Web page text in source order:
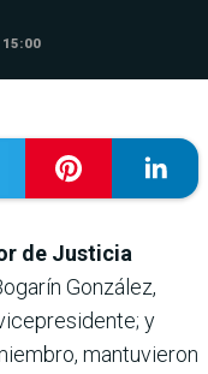
15:00
de Justicia
González,
y
mantuvieron